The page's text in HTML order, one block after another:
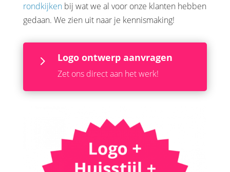
rondkijkenbij wat we al voor onze klanten hebben
gedaan. We zien uit naar je kennismaking!
5 Logo ontwerp aanvragen
Zet ons direct aan het werk!